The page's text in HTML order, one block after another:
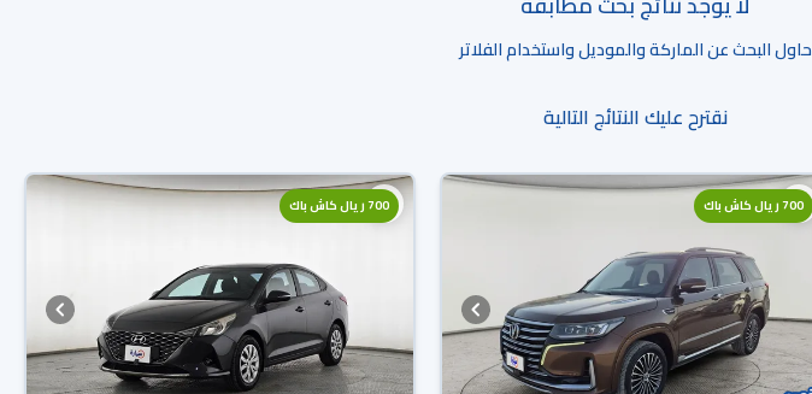
حاول البحث عن الماركة والموديل واستخدام الفلاتر
نقترح عليك النتائج التالية
700 ريال كاش باك 700 ريال كاش باك